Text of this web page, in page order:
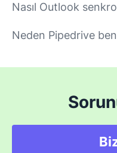
Nasıl Outlook
Neden Pipedrive